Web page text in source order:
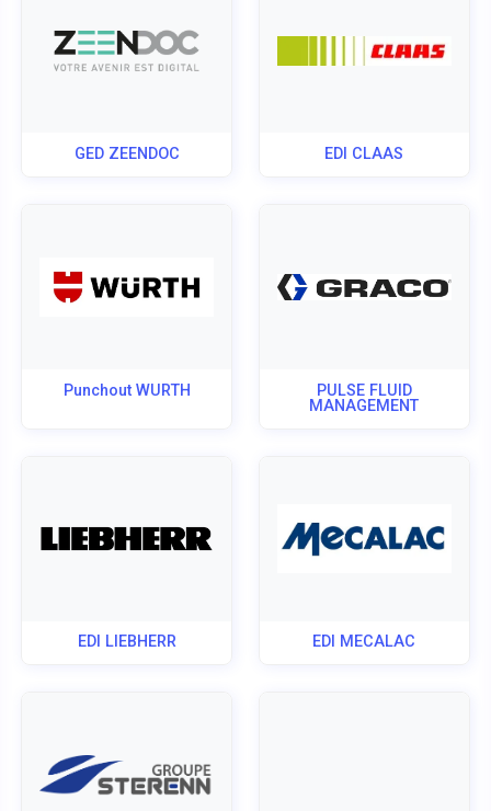
GED ZEENDOC EDI CLAAS
Punchout WURTH
PULSE FLUID
MANAGEMENT
EDI LIEBHERR EDI MECALAC